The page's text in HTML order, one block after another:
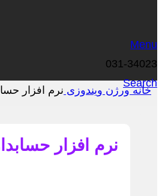
Menu
031-34023
Search
خانهورژن ویندوزی نرم افزار
نرم افزار